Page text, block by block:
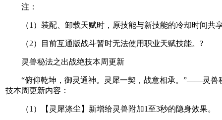
注：
（1）装配、卸载天赋时，原技能与新技能的冷却时间共
（2）目前互通版战斗暂时无法使用职业天赋技能。?
灵兽秘法之出战绝技本周更新
“俯仰乾坤，御灵通神。灵犀一契，战意相承。”——灵兽
技本周更新内容：
（1）【灵犀涤尘】新增给灵兽附加1至3秒的隐身效果。